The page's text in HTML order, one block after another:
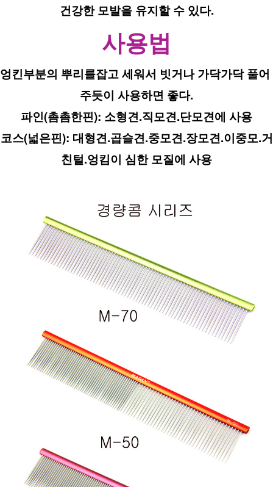
건강한 모발을 유지할 수 있다.
사용법
엉킨부분의 뿌리를잡고 세워서 빗거나 가닥가닥 풀어
주듯이 사용하면 좋다.
파인(촘촘한핀): 소형견.직모견.단모견에 사용
코스(넓은핀): 대형견.곱슬견.중모견.장모견.이중모.거
친털.엉킴이 심한 모질에 사용